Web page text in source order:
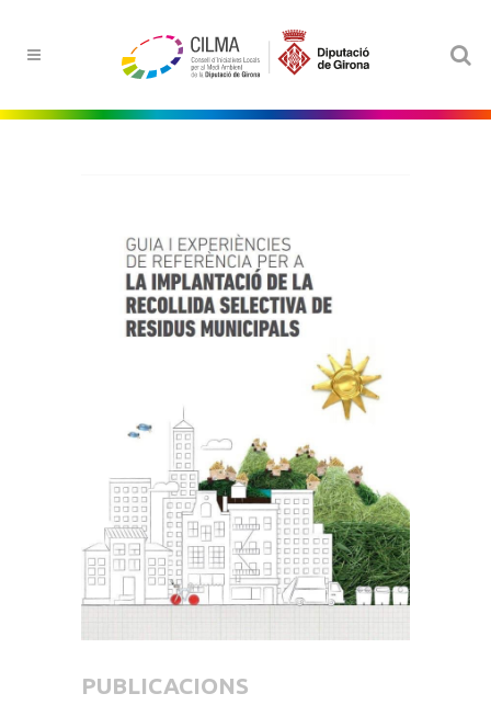
PUBLICACIONS